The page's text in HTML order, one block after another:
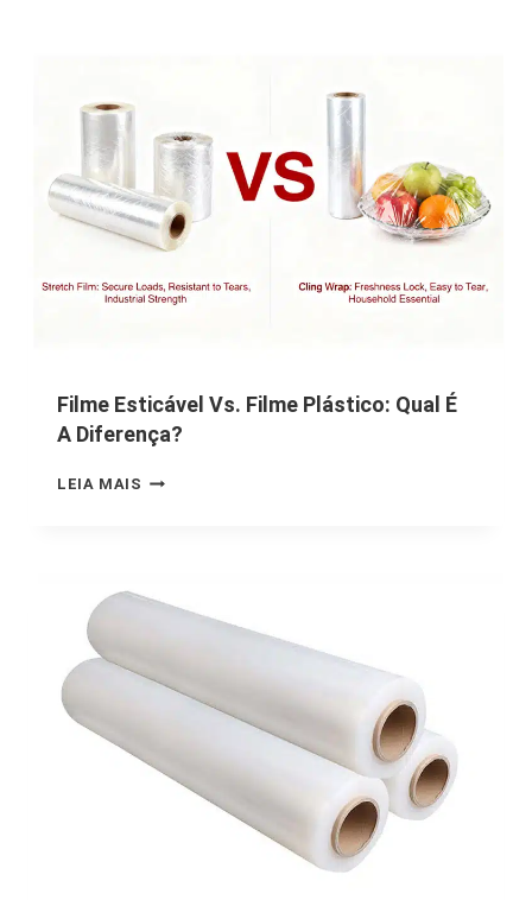
Filme Esticável Vs. Filme Plástico: Qual É
A Diferença?
LEIA MAIS